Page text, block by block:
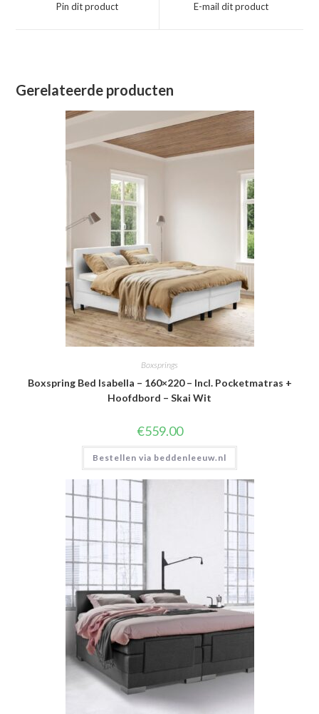
nieuw
Pin dit product
nieuw
E-mail dit product
Gerelateerde producten
Boxsprings
Boxspring Bed Isabella – 160×220 – Incl. Pocketmatras +
Hoofdbord – Skai Wit
€559.00
Bestellen via beddenleeuw.nl